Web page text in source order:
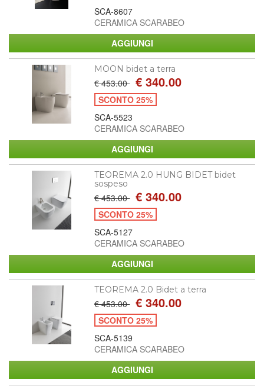
SCA-8607
CERAMICA SCARABEO
MOON bidet a terra
€ 453.00 € 340.00
SCONTO 25%
SCA-5523
CERAMICA SCARABEO
TEOREMA 2.0 HUNG BIDET bidet
sospeso
€ 453.00 € 340.00
SCONTO 25%
SCA-5127
CERAMICA SCARABEO
TEOREMA 2.0 Bidet a terra
€ 453.00 € 340.00
SCONTO 25%
SCA-5139
CERAMICA SCARABEO